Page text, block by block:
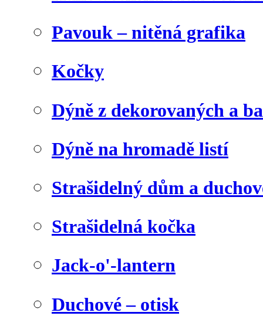
Pavouk – nitěná grafika
Kočky
Dýně z dekorovaných a
Dýně na hromadě listí
Strašidelný dům a
Strašidelná kočka
Jack-o'-lantern
Duchové – otisk